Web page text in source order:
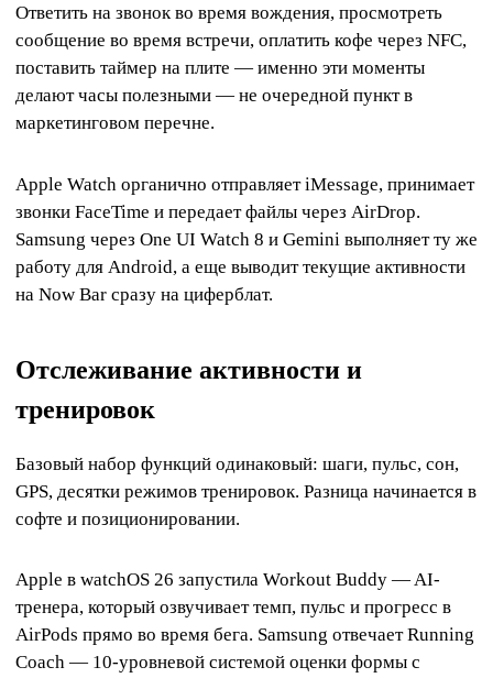
Ответить на звонок во время вождения, просмотреть
сообщение во время встречи, оплатить кофе через NFC,
поставить таймер на плите — именно эти моменты
делают часы полезными — не очередной пункт в
маркетинговом перечне.
Apple Watch органично отправляет iMessage, принимает
звонки FaceTime и передает файлы через AirDrop.
Samsung через One UI Watch 8 и Gemini выполняет ту же
работу для Android, а еще выводит текущие активности
на Now Bar сразу на циферблат.
Отслеживание активности и
тренировок
Базовый набор функций одинаковый: шаги, пульс, сон,
GPS, десятки режимов тренировок. Разница начинается в
софте и позиционировании.
Apple в watchOS 26 запустила Workout Buddy — AI-
тренера, который озвучивает темп, пульс и прогресс в
AirPods прямо во время бега. Samsung отвечает Running
Coach — 10-уровневой системой оценки формы с